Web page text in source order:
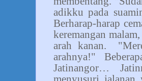
adikku pada
Berharap-harap
keremangan
arah kanan.
arahnya!"
Jatinangor…